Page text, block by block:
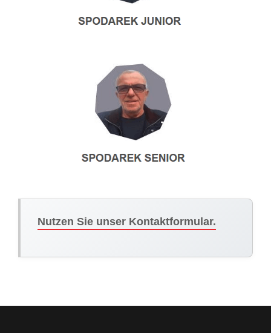
Nutzen Sie unser Kontaktformular.